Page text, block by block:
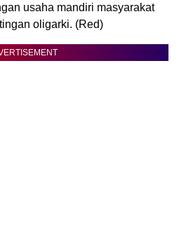
usaha mandiri masyarakat
oligarki. (Red)